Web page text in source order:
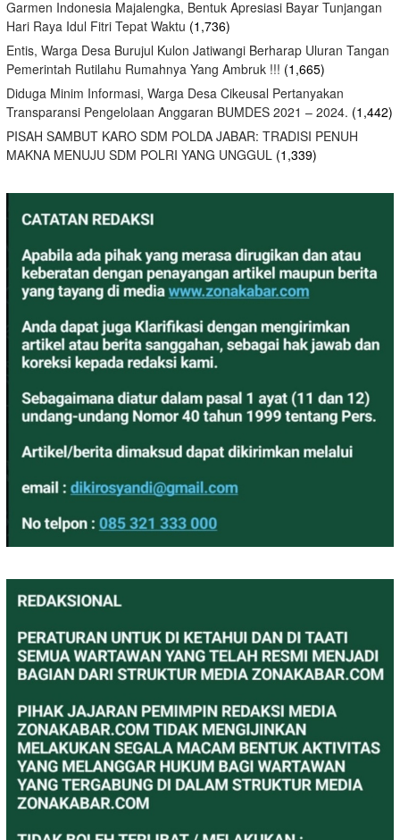
Garmen Indonesia Majalengka, Bentuk Apresiasi Bayar Tunjangan
Hari Raya Idul Fitri Tepat Waktu (1,736)
Entis, Warga Desa Burujul Kulon Jatiwangi Berharap Uluran Tangan
Pemerintah Rutilahu Rumahnya Yang Ambruk !!! (1,665)
Diduga Minim Informasi, Warga Desa Cikeusal Pertanyakan
Transparansi Pengelolaan Anggaran BUMDES 2021 – 2024. (1,442)
PISAH SAMBUT KARO SDM POLDA JABAR: TRADISI PENUH
MAKNA MENUJU SDM POLRI YANG UNGGUL (1,339)